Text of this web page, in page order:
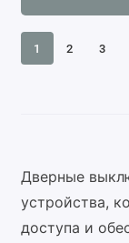
1 2 3
Дверные
устройства,
доступа и